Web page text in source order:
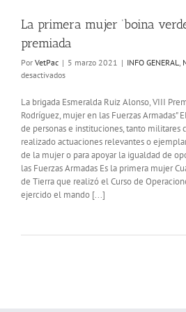
La primera mujer ‘boina
premiada
Por VetPac | 5 marzo 2021 | INFO GENERAL,
desactivadosen
primera
mujer
‘boina
verde’
las
FAS
premiada
La brigada Esmeralda Ruiz Alonso, VIII
Rodríguez, mujer en las Fuerzas Armadas"
de personas e instituciones, tanto militares
realizado actuaciones relevantes o
de la mujer o para apoyar la igualdad de
las Fuerzas Armadas Es la primera mujer
de Tierra que realizó el Curso de
ejercido el mando [...]